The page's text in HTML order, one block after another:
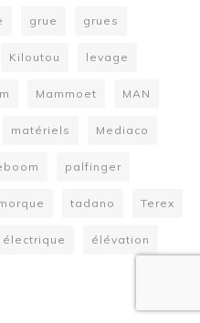
grue grues
Kiloutou levage
Mammoet MAN
matériels Mediaco
palfinger
tadano Terex
électrique élévation